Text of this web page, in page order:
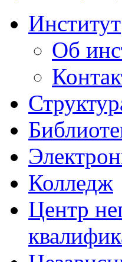
Институт
Об
Колледж
Центр